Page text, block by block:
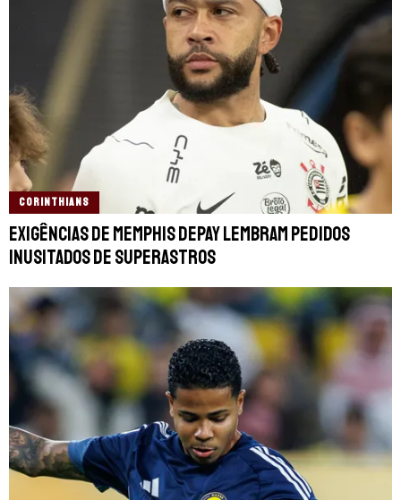
CORINTHIANS
Exigências de Memphis Depay lembram pedidos
inusitados de superastros